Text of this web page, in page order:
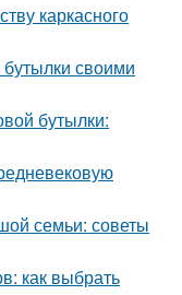
каркасного
бутылки своими
бутылки:
семьи: советы
как выбрать